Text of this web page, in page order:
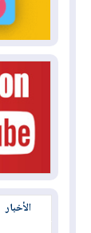
الأخبار